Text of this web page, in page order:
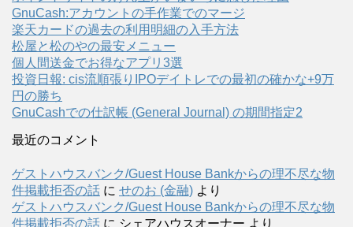
GnuCash:アカウントの手作業でのマージ
楽天カードの過去の利用明細の入手方法
松屋と松のやの最安メニュー
個人間送金でお得なアプリ3選
投資日報: cis流順張りIPOデイトレでの最初の確かな+9万
円の勝ち
GnuCashでの仕訳帳 (General Journal) の期間指定2
最近のコメント
ゲストハウスバンク/Guest House Bankからの理不尽な物
件掲載拒否の話 に せのお (金融) より
ゲストハウスバンク/Guest House Bankからの理不尽な物
件掲載拒否の話 に シェアハウスオーナー より